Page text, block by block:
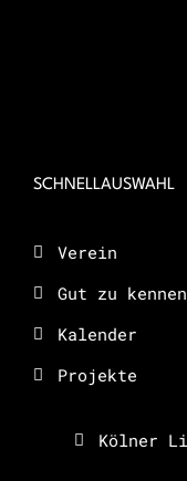
SCHNELLAUSWAHL
Verein
Gut zu kennen
Kalender
Projekte
Kölner